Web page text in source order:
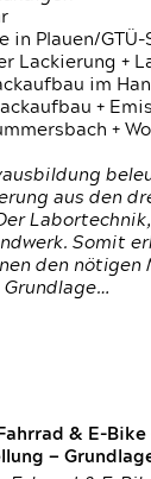
in Plauen/
Lackierung +
im
+
+
aus den
Somit
den nötigen
Grundlage…
& E-
—